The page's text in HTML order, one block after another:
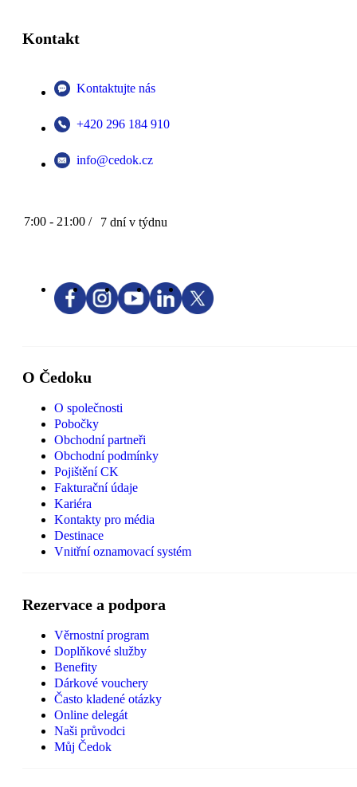
Kontakt
Kontaktujte nás
+420 296 184 910
info@cedok.cz
7:00 - 21:00 / 7 dní v týdnu
O Čedoku
O společnosti
Pobočky
Obchodní partneři
Obchodní podmínky
Pojištění CK
Fakturační údaje
Kariéra
Kontakty pro média
Destinace
Vnitřní oznamovací systém
Rezervace a podpora
Věrnostní program
Doplňkové služby
Benefity
Dárkové vouchery
Často kladené otázky
Online delegát
Naši průvodci
Můj Čedok